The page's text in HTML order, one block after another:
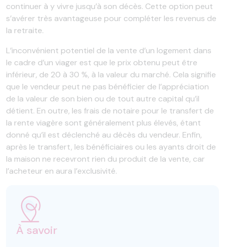
continuer à y vivre jusqu’à son décès. Cette option peut
s’avérer très avantageuse pour compléter les revenus de
la retraite.
L’inconvénient potentiel de la vente d’un logement dans
le cadre d’un viager est que le prix obtenu peut être
inférieur, de 20 à 30 %, à la valeur du marché. Cela signifie
que le vendeur peut ne pas bénéficier de l’appréciation
de la valeur de son bien ou de tout autre capital qu’il
détient. En outre, les frais de notaire pour le transfert de
la rente viagère sont généralement plus élevés, étant
donné qu’il est déclenché au décès du vendeur. Enfin,
après le transfert, les bénéficiaires ou les ayants droit de
la maison ne recevront rien du produit de la vente, car
l’acheteur en aura l’exclusivité.
À savoir